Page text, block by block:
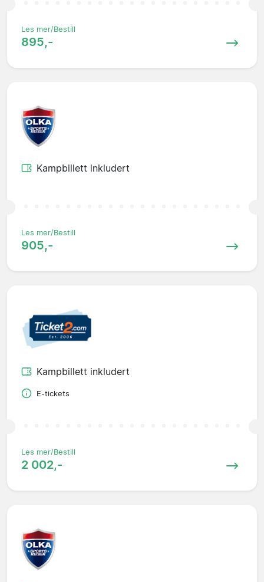
Les mer/Bestill
895,-
Kampbillett inkludert
Les mer/Bestill
905,-
Kampbillett inkludert
E-tickets
Les mer/Bestill
2 002,-